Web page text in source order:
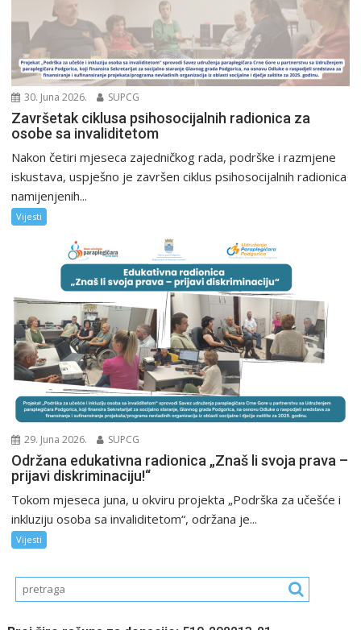
30. Juna 2026. SUPCG
Završetak ciklusa psihosocijalnih radionica za
osobe sa invaliditetom
Nakon četiri mjeseca zajedničkog rada, podrške i razmjene
iskustava, uspješno je završen ciklus psihosocijalnih radionica
namijenjenih...
Vijesti
29. Juna 2026. SUPCG
Održana edukativna radionica „Znaš li svoja prava –
prijavi diskriminaciju!“
Tokom mjeseca juna, u okviru projekta „Podrška za učešće i
inkluziju osoba sa invaliditetom“, održana je...
Vijesti